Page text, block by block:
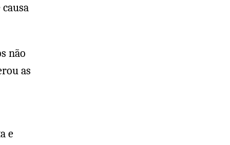
não
as
e